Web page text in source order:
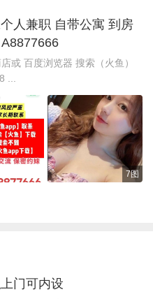
人兼职 自带公寓 到房
或 百度浏览器 搜索（火鱼）
...
7图
门可内设